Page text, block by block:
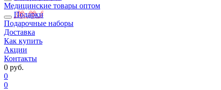
Медицинские товары оптом
Подарки
Подарочные наборы
Доставка
Как купить
Акции
Контакты
0 руб.
0
0